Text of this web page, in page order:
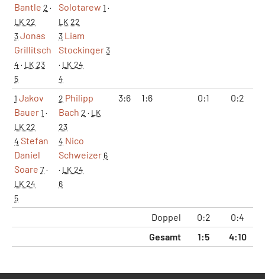
Bantle 2 ·
LK 22
3Jonas
Grillitsch
4 · LK 23
5
Solotarew 1 ·
LK 22
3 Liam
Stockinger3
· LK 24
4
1 Jakov
Bauer1 ·
LK 22
4 Stefan
Daniel
Soare 7·
LK 24
5
2 Philipp
Bach 2 · LK
23
4 Nico
Schweizer 6
· LK 24
6
3:6 1:6 0:1 0:2
Doppel 0:2 0:4
Gesamt
1:5 4:10